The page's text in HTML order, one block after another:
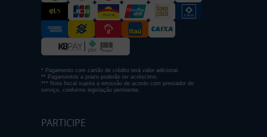
* Pagamento com cartão de crédito terá valor adicional.
** Pagamentos a prazo poderão ter acréscimo.
*** Nota fiscal sujeita a emissão de acordo com prestador de
serviço, conforme legislação pertinente.
PARTICIPE